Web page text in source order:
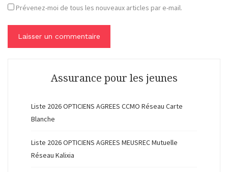
Prévenez-moi de tous les nouveaux articles par e-mail.
Assurance pour les jeunes
Liste 2026 OPTICIENS AGREES CCMO Réseau Carte
Blanche
Liste 2026 OPTICIENS AGREES MEUSREC Mutuelle
Réseau Kalixia